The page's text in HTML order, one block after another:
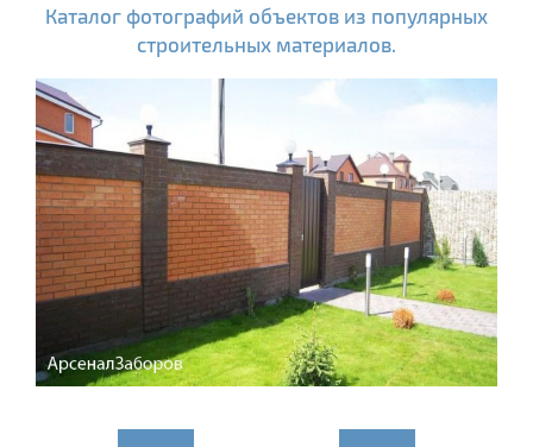
Каталог фотографий объектов из популярных
строительных материалов.